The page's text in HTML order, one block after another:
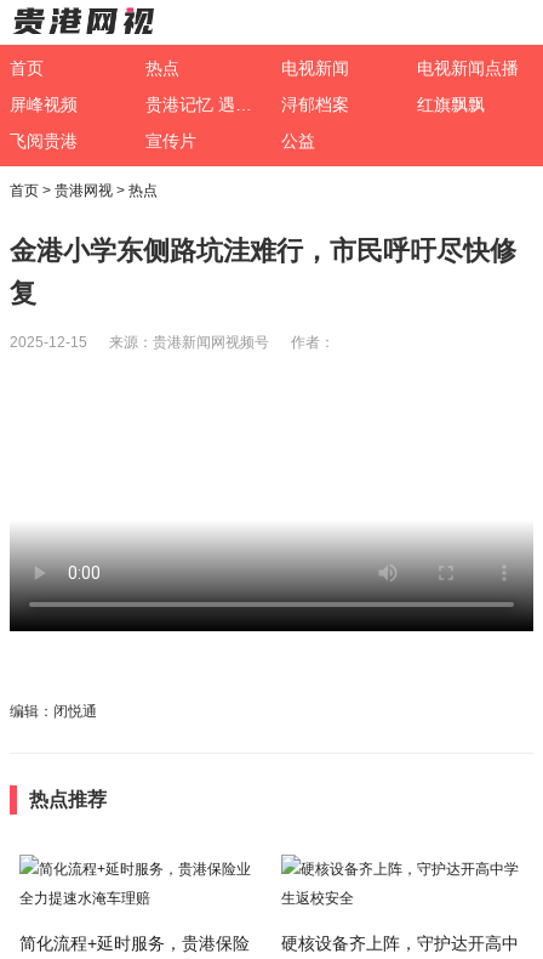
首页 热点 电视新闻
电视新闻点播
屏峰视频
浔郁档案
红旗飘飘
飞阅贵港
宣传片 公益
首页 > 贵港网视 > 热点
金港小学东侧路坑洼难行，市民呼吁尽快修
复
2025-12-15 来源：贵港新闻网视频号 作者：
编辑：闭悦通
热点推荐
简化流程+延时服务，贵港保险
硬核设备齐上阵，守护达开高中